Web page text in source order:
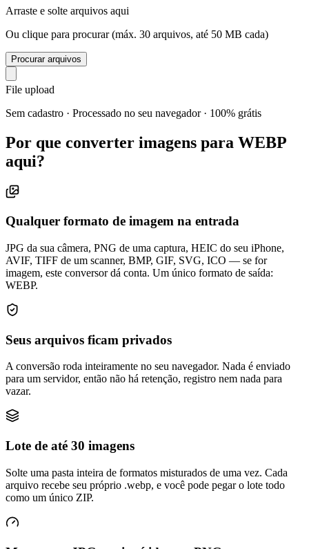
Arraste e solte arquivos aqui
Ou clique para procurar (máx. 30 arquivos, até 50 MB cada)
Procurar arquivos
File upload
Sem cadastro · Processado no seu navegador · 100% grátis
Por que converter imagens para WEBP
aqui?
Qualquer formato de imagem na entrada
JPG da sua câmera, PNG de uma captura, HEIC do seu iPhone,
AVIF, TIFF de um scanner, BMP, GIF, SVG, ICO — se for
imagem, este conversor dá conta. Um único formato de saída:
WEBP.
Seus arquivos ficam privados
A conversão roda inteiramente no seu navegador. Nada é enviado
para um servidor, então não há retenção, registro nem nada para
vazar.
Lote de até 30 imagens
Solte uma pasta inteira de formatos misturados de uma vez. Cada
arquivo recebe seu próprio .webp, e você pode pegar o lote todo
como um único ZIP.